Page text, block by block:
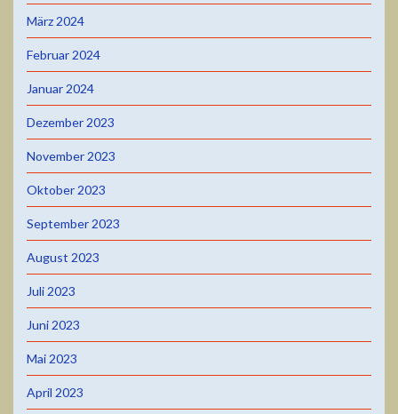
März 2024
Februar 2024
Januar 2024
Dezember 2023
November 2023
Oktober 2023
September 2023
August 2023
Juli 2023
Juni 2023
Mai 2023
April 2023